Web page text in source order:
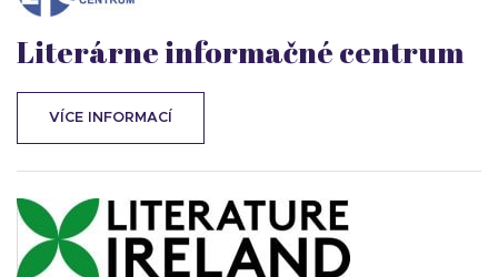
Literárne informačné centrum
VÍCE INFORMACÍ